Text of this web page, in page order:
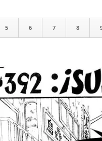
5 6 7 8